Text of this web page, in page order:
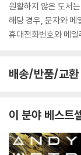
원활하지 않은 도서
해당 경우, 문자와 메
휴대전화번호와 메
배송/반품/교환
이 분야 베스트